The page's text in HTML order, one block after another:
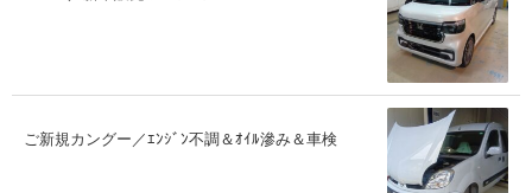
ご新規カングー／ｴﾝｼﾞﾝ不調＆ｵｲﾙ滲み＆車検